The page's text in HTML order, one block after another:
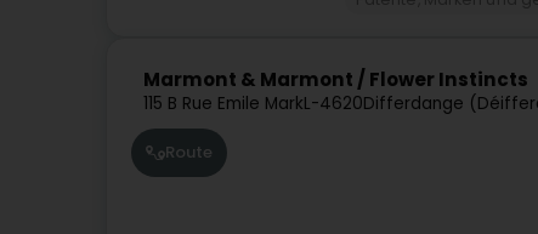
Marmont & Marmont / Flower Instincts
115 B Rue Emile MarkL-4620Differdange
Route